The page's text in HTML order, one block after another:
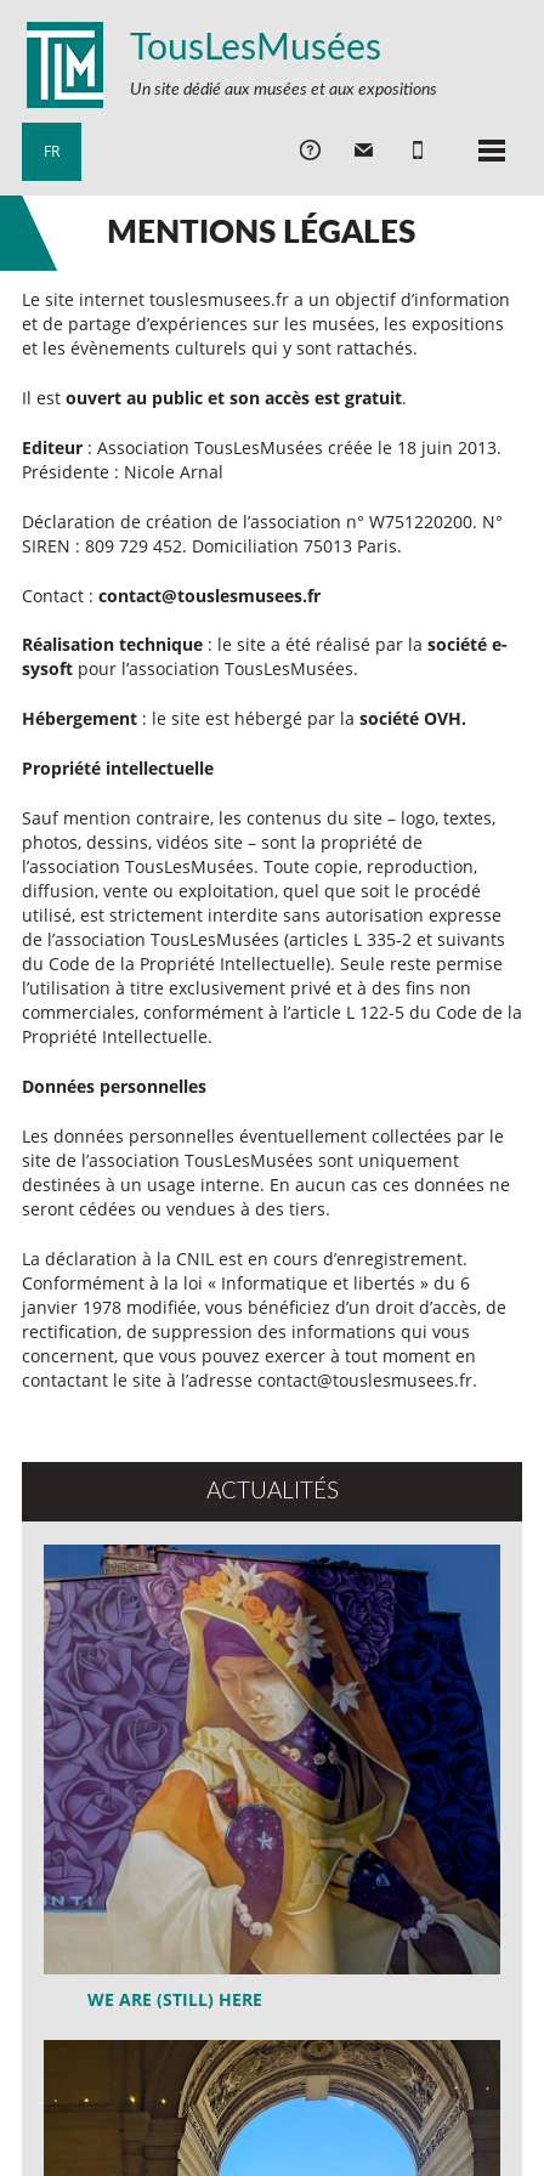
TousLesMusées
Un site dédié aux musées et aux expositions
FR
MENTIONS LÉGALES
Le site internet touslesmusees.fr a un objectif d’information
et de partage d’expériences sur les musées, les expositions
et les évènements culturels qui y sont rattachés.
Il est ouvert au public et son accès est gratuit.
Editeur : Association TousLesMusées créée le 18 juin 2013.
Présidente : Nicole Arnal
Déclaration de création de l’association n° W751220200. N°
SIREN : 809 729 452. Domiciliation 75013 Paris.
Contact : contact@touslesmusees.fr
Réalisation technique : le site a été réalisé par la société e-
sysoft pour l’association TousLesMusées.
Hébergement : le site est hébergé par la société OVH.
Propriété intellectuelle
Sauf mention contraire, les contenus du site – logo, textes,
photos, dessins, vidéos site – sont la propriété de
l’association TousLesMusées. Toute copie, reproduction,
diffusion, vente ou exploitation, quel que soit le procédé
utilisé, est strictement interdite sans autorisation expresse
de l’association TousLesMusées (articles L 335-2 et suivants
du Code de la Propriété Intellectuelle). Seule reste permise
l’utilisation à titre exclusivement privé et à des fins non
commerciales, conformément à l’article L 122-5 du Code de la
Propriété Intellectuelle.
Données personnelles
Les données personnelles éventuellement collectées par le
site de l’association TousLesMusées sont uniquement
destinées à un usage interne. En aucun cas ces données ne
seront cédées ou vendues à des tiers.
La déclaration à la CNIL est en cours d’enregistrement.
Conformément à la loi « Informatique et libertés » du 6
janvier 1978 modifiée, vous bénéficiez d’un droit d’accès, de
rectification, de suppression des informations qui vous
concernent, que vous pouvez exercer à tout moment en
contactant le site à l’adresse contact@touslesmusees.fr.
ACTUALITÉS
WE ARE (STILL) HERE